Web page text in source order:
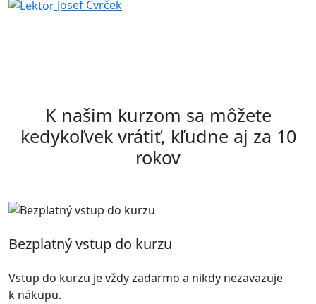
Josef Cvrček
K našim kurzom sa môžete
kedykoľvek vrátiť, kľudne aj za 10
rokov
Bezplatný vstup do kurzu
Vstup do kurzu je vždy zadarmo a nikdy nezaväzuje
k nákupu.